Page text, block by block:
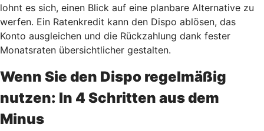
lohnt es sich, einen Blick auf eine planbare Alternative zu
werfen. Ein Ratenkredit kann den Dispo ablösen, das
Konto ausgleichen und die Rückzahlung dank fester
Monatsraten übersichtlicher gestalten.
Wenn Sie den Dispo regelmäßig
nutzen: In 4 Schritten aus dem
Minus